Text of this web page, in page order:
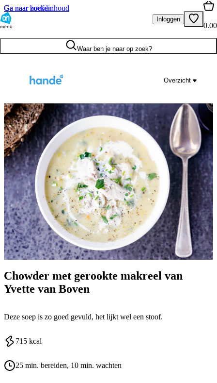
Ga naar hoofdinhoud
Ga naar zoeken
menu
Inloggen
0.00
Waar ben je naar op zoek?
Overzicht
Chowder met gerookte makreel van
Yvette van Boven
Deze soep is zo goed gevuld, het lijkt wel een stoof.
715 kcal
25 min. bereiden, 10 min. wachten